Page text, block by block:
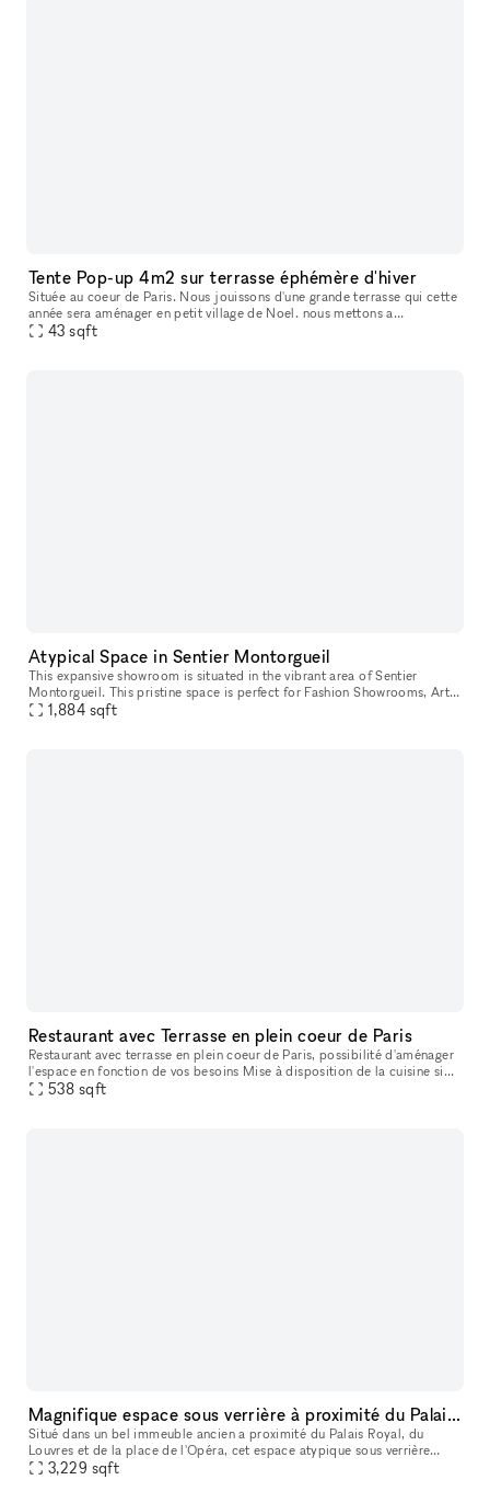
Tente Pop-up 4m2 sur terrasse éphémère d'hiver
Située au coeur de Paris. Nous jouissons d'une grande terrasse qui cette
année sera aménager en petit village de Noel. nous mettons a
disposition une tante pop-up de 4m2 pour des artisans et autres p
43 sqft
Atypical Space in Sentier Montorgueil
This expansive showroom is situated in the vibrant area of Sentier
Montorgueil. This pristine space is perfect for Fashion Showrooms, Art
1,884 sqft
Restaurant avec Terrasse en plein coeur de Paris
Restaurant avec terrasse en plein coeur de Paris, possibilité d'aménager
l'espace en fonction de vos besoins Mise à disposition de la cuisine si
besoin
538 sqft
Magnifique espace sous verrière à proximité du Palais Royal
Situé dans un bel immeuble ancien a proximité du Palais Royal, du
Louvres et de la place de l'Opéra, cet espace atypique sous verrière
3,229 sqft